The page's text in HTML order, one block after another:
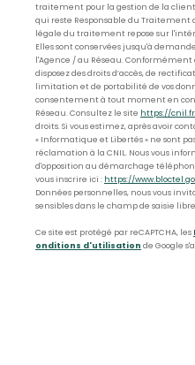
traitement pour la gestion de la
qui reste Responsable du Traitement
légale du traitement repose sur
Elles sont conservées jusqu'à
l'Agence / au Réseau.
disposez des droits d’accès, de
limitation et de portabilité de vos
consentement à tout moment en
Réseau. Consultez le site https://
droits. Si vous estimez, après avoir
« Informatique et Libertés » ne sont
réclamation à la CNIL. Nous vous
d'opposition au démarchage
vous inscrire ici : https://
Données personnelles, nous vous
sensibles dans le champ de saisie
Ce site est protégé par reCAPTCHA, les
onditions d'utilisation de Google